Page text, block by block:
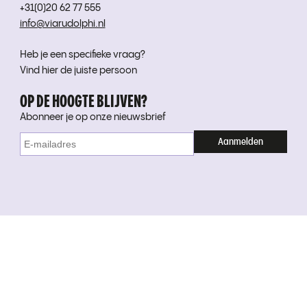
+31(0)20 62 77 555
info@viarudolphi.nl
Heb je een specifieke vraag?
Vind hier de juiste persoon
OP DE HOOGTE BLIJVEN?
Abonneer je op onze nieuwsbrief